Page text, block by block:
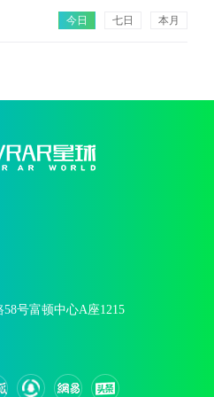
今日 七日 本月
号富顿中心A座1215